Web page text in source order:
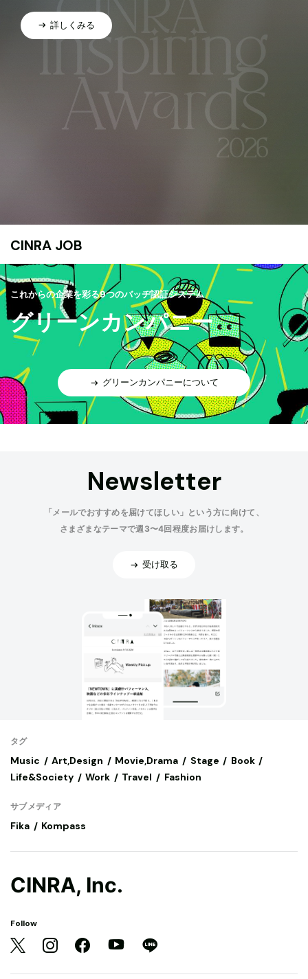
詳しくみる
CINRA JOB
これからの企業を彩る9つのバッヂ認証システム
グリーンカンパニー
グリーンカンパニーについて
Newsletter
「メールでおすすめを届けてほしい」という方に向けて、
さまざまなテーマで週3〜4回程度お届けします。
受け取る
タグ
Music Art,Design Movie,Drama Stage
Book
Life&Society
Work Travel Fashion
サブメディア
Fika Kompass
CINRA, Inc.
Follow